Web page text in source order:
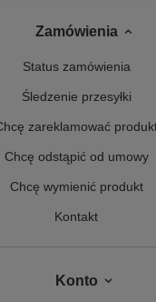
Zamówienia
Status zamówienia
Śledzenie przesyłki
zareklamować
Chcę odstąpić od umowy
Chcę wymienić produkt
Kontakt
Konto